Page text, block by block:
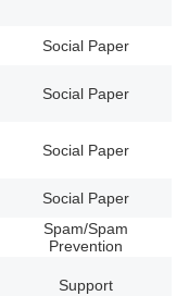
Social Paper
Social Paper
Social Paper
Social Paper
Spam/Spam
Prevention
Support